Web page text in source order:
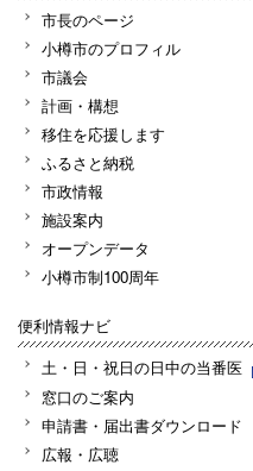
市長のページ
小樽市のプロフィル
市議会
計画・構想
移住を応援します
ふるさと納税
市政情報
施設案内
オープンデータ
小樽市制100周年
便利情報ナビ
土・日・祝日の日中の当番医
窓口のご案内
申請書・届出書ダウンロード
広報・広聴